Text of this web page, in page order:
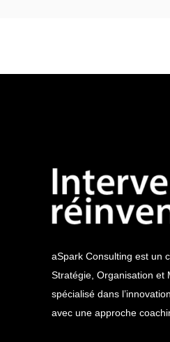
aSpark Consulting est un
Stratégie, Organisation et
spécialisé dans
avec une approche